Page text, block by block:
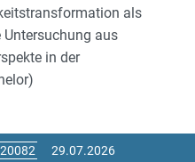
als
aus
in der
29.07.2026